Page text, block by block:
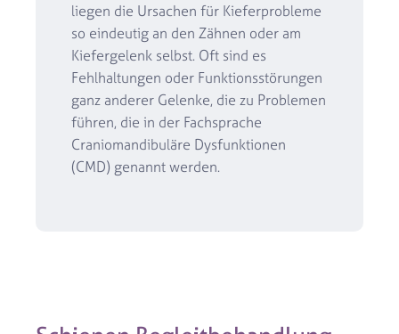
liegen die Ursachen für Kieferprobleme
so eindeutig an den Zähnen oder am
Kiefergelenk selbst. Oft sind es
Fehlhaltungen oder Funktionsstörungen
ganz anderer Gelenke, die zu Problemen
führen, die in der Fachsprache
Craniomandibuläre Dysfunktionen
(CMD) genannt werden.